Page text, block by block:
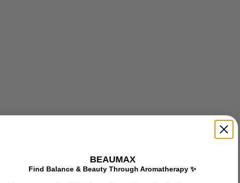
BEAUMAX
Find Balance & Beauty Through Aromatherapy ✨